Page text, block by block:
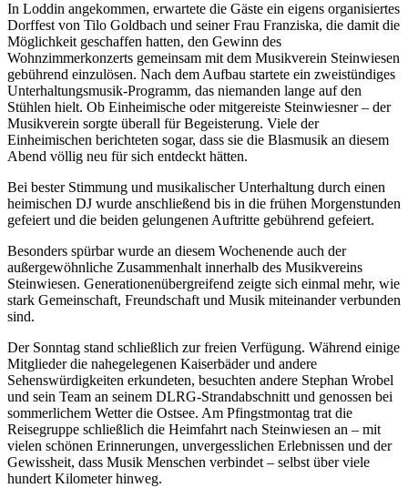
In Loddin angekommen, erwartete die Gäste ein eigens organisiertes
Dorffest von Tilo Goldbach und seiner Frau Franziska, die damit die
Möglichkeit geschaffen hatten, den Gewinn des
Wohnzimmerkonzerts gemeinsam mit dem Musikverein Steinwiesen
gebührend einzulösen. Nach dem Aufbau startete ein zweistündiges
Unterhaltungsmusik-Programm, das niemanden lange auf den
Stühlen hielt. Ob Einheimische oder mitgereiste Steinwiesner – der
Musikverein sorgte überall für Begeisterung. Viele der
Einheimischen berichteten sogar, dass sie die Blasmusik an diesem
Abend völlig neu für sich entdeckt hätten.
Bei bester Stimmung und musikalischer Unterhaltung durch einen
heimischen DJ wurde anschließend bis in die frühen Morgenstunden
gefeiert und die beiden gelungenen Auftritte gebührend gefeiert.
Besonders spürbar wurde an diesem Wochenende auch der
außergewöhnliche Zusammenhalt innerhalb des Musikvereins
Steinwiesen. Generationenübergreifend zeigte sich einmal mehr, wie
stark Gemeinschaft, Freundschaft und Musik miteinander verbunden
sind.
Der Sonntag stand schließlich zur freien Verfügung. Während einige
Mitglieder die nahegelegenen Kaiserbäder und andere
Sehenswürdigkeiten erkundeten, besuchten andere Stephan Wrobel
und sein Team an seinem DLRG-Strandabschnitt und genossen bei
sommerlichem Wetter die Ostsee. Am Pfingstmontag trat die
Reisegruppe schließlich die Heimfahrt nach Steinwiesen an – mit
vielen schönen Erinnerungen, unvergesslichen Erlebnissen und der
Gewissheit, dass Musik Menschen verbindet – selbst über viele
hundert Kilometer hinweg.